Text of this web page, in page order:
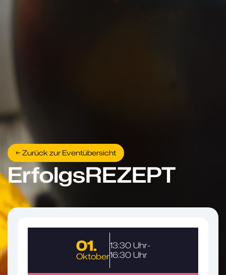
← Zurück zur Eventübersicht
ErfolgsREZEPT
01.
Oktober
13:30 Uhr-
16:30 Uhr